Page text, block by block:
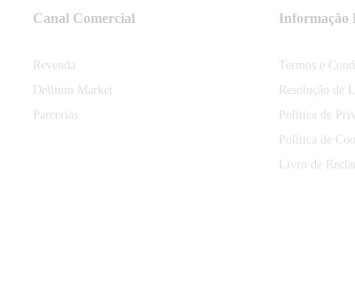
Canal Comercial
Revenda
Dellium Market
Parcerias
Informação
Termos e
Resolução de
Política de
Política de
Livro de